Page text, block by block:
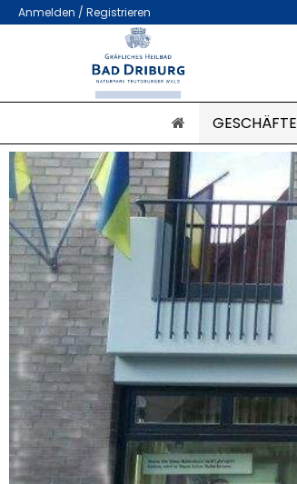
Anmelden / Registrieren
GESCHÄFTE